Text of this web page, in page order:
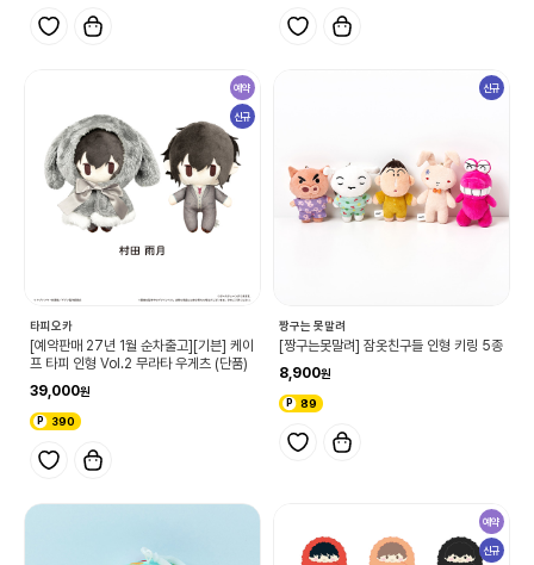
예약
신규
타피오카
[예약판매 27년 1월 순차출고][기븐] 케이
프 타피 인형 Vol.2 무라타 우게츠 (단품)
39,000
390
신규
짱구는 못말려
[짱구는못말려] 잠옷친구들 인형 키링 5종
8,900
89
예약
신규